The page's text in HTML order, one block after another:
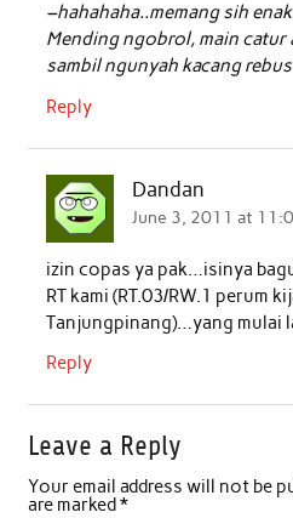
–hahahaha..memang sih
Mending ngobrol, main catur
sambil ngunyah kacang
Reply
Dandan
June 3, 2011 at
izin copas ya pak…isinya
RT kami (RT.03/RW.1 perum
Tanjungpinang)…yang mulai
Reply
Leave a Reply
Your email address will not be
are marked*